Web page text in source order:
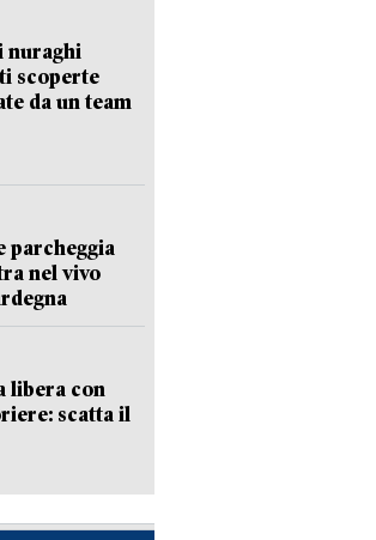
nuraghi
scoperte
da un team
parcheggia
nel vivo
libera con
scatta il